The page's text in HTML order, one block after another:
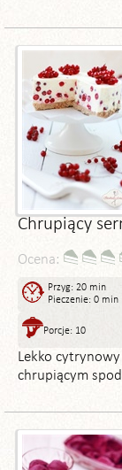
Chrupiący
Ocena:
Przyg: 20 min
Pieczenie: 0 min
Porcje: 10
Lekko
chrupiącym